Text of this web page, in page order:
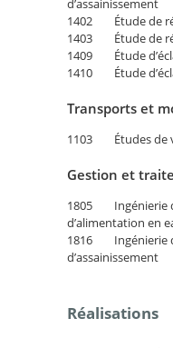
d’assainissement
1402 Étude de
1403 Étude de
1409 Étude
1410 Étude
Transports et
1103 Études de
Gestion et
1805 Ingénierie
d’alimentation en
1816 Ingénierie
d’assainissement
Réalisations